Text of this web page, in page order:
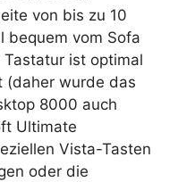
von bis zu 10
bequem vom Sofa
ist optimal
(daher wurde das
8000 auch
Ultimate
Vista-Tasten
oder die